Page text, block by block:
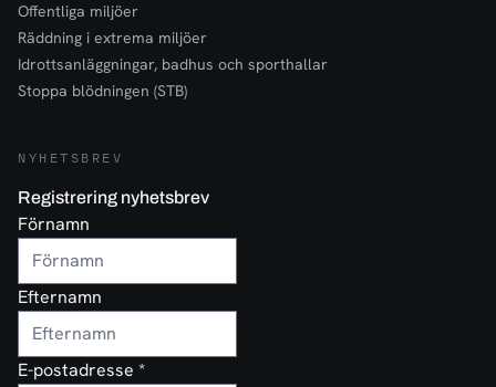
Offentliga miljöer
Räddning i extrema miljöer
Idrottsanläggningar, badhus och sporthallar
Stoppa blödningen (STB)
NYHETSBREV
Registrering nyhetsbrev
Förnamn
Efternamn
E-postadresse *